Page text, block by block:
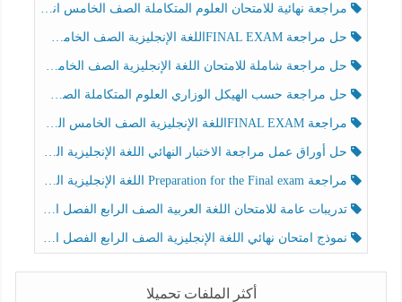
مراجعة نهائية للامتحان العلوم المتكاملة الصف الخامس انسبير الفصل الثالث
حل مراجعة FINAL EXAMاللغة الإنجليزية الصف الخامس الفصل الثالث
حل مراجعة شاملة للامتحان اللغة الإنجليزية الصف الخامس الفصل الثالث
حل مراجعة حسب الهيكل الوزاري العلوم المتكاملة الصف الخامس عام الفصل الثالث
مراجعة FINAL EXAMاللغة الإنجليزية الصف الخامس الفصل الثالث
حل أوراق عمل مراجعة الاختبار النهائي اللغة الإنجليزية الصف الرابع الفصل الثالث
مراجعة Preparation for the Final exam اللغة الإنجليزية الصف الرابع الفصل الثالث
تدريبات عامة للامتحان اللغة العربية الصف الرابع الفصل الثالث
نموذج امتحان نهائي اللغة الإنجليزية الصف الرابع الفصل الثالث
أكثر الملفات تحميلا